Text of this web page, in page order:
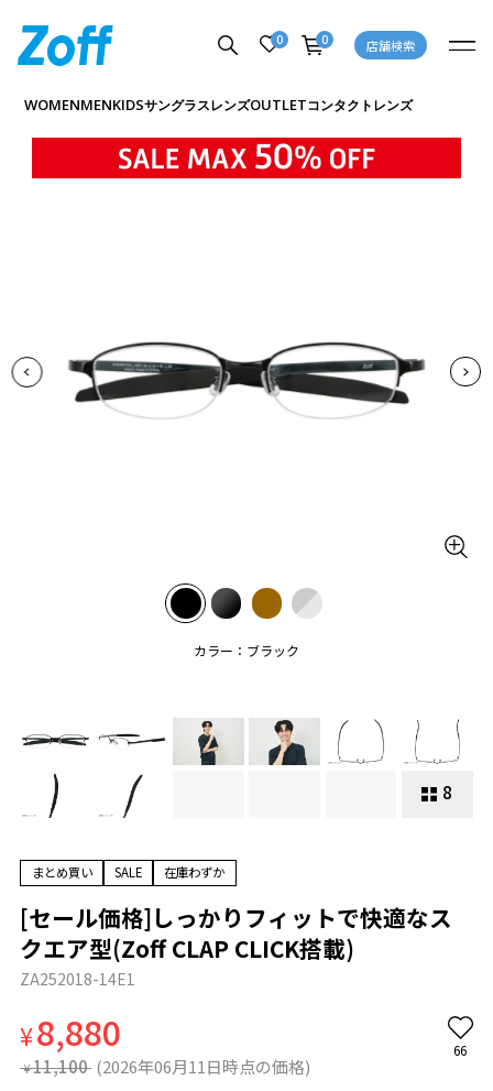
0 0 店舗検索
WOMENMENKIDSサングラスレンズOUTLETコンタクトレンズ
カラー：ブラック
8
商品詳細ページへ
まとめ買い SALE 在庫わずか
[セール価格]しっかりフィットで快適なス
クエア型(Zoff CLAP CLICK搭載)
ZA252018-14E1
¥8,880
¥ 11,100 (2026年06月11日時点の価格)
66